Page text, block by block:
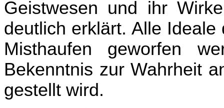
Geistwesen und ihr
deutlich erklärt. Alle
Misthaufen geworfen
Bekenntnis zur Wahrheit
gestellt wird.